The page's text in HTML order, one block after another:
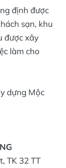
định được
sạn, khu
được xây
làm cho
dựng Mộc
TK 32 TT